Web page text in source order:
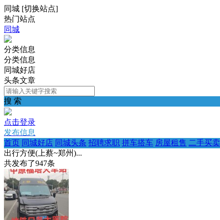
同城 [切换站点]
热门站点
同城
分类信息
分类信息
同城好店
头条文章
搜 索
点击登录
发布信息
首页 同城好店 同城头条 招聘求职 拼车搭车 房屋租售 二手买卖
出行方便(上蔡~郑州)...
共发布了947条